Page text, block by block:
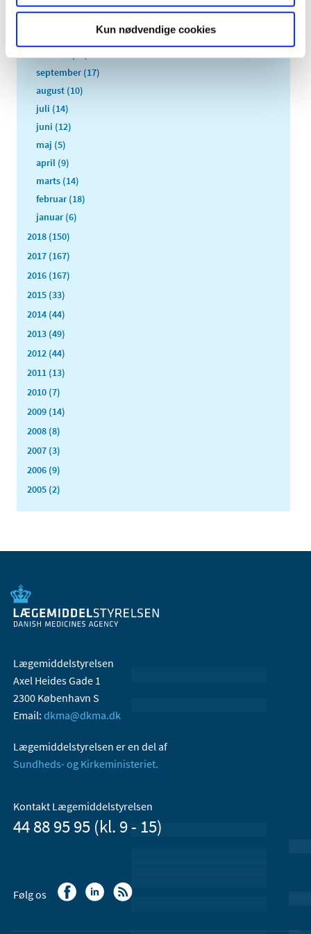
Kun nødvendige cookies
november (23)
september (17)
august (10)
juli (14)
juni (12)
maj (5)
april (9)
marts (14)
februar (18)
januar (6)
2018 (150)
2017 (167)
2016 (167)
2015 (33)
2014 (44)
2013 (49)
2012 (44)
2011 (13)
2010 (7)
2009 (14)
2008 (8)
2007 (3)
2006 (9)
2005 (2)
Lægemiddelstyrelsen
Axel Heides Gade 1
2300 København S
Email: dkma@dkma.dk
Lægemiddelstyrelsen er en del af
Sundheds- og Kirkeministeriet.
Kontakt Lægemiddelstyrelsen
44 88 95 95 (kl. 9 - 15)
Følg os